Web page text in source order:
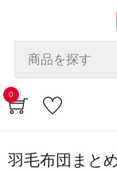
0
羽毛布団まと